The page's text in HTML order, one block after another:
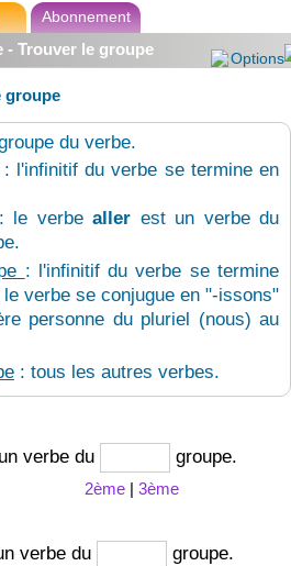
Abonnement
- Trouver le groupe Options
groupe
du verbe.
: l'infinitif du verbe se termine en
le verbe aller est un verbe du
: l'infinitif du verbe se termine
le verbe se conjugue en "-issons"
personne du pluriel (nous) au
: tous les autres verbes.
verbe du
2ème | 3ème
groupe.
verbe du groupe.